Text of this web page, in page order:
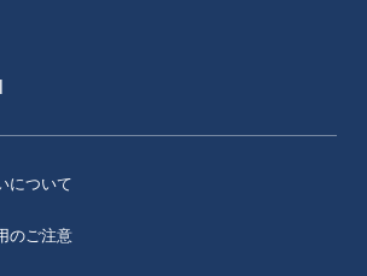
イト（ONOメディカルナビ）
援
について
のご注意